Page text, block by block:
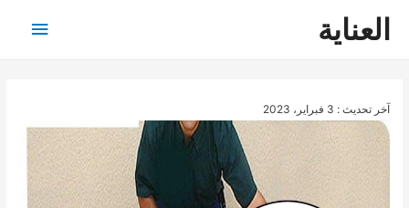
العناية
آخر تحديث : 3 فبراير، 2023